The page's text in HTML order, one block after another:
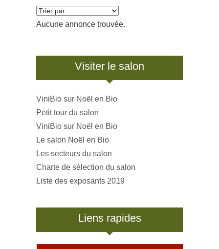
Aucune annonce trouvée.
Visiter le salon
ViniBio sur Noël en Bio
Petit tour du salon
ViniBio sur Noël en Bio
Le salon Noël en Bio
Les secteurs du salon
Charte de sélection du salon
Liste des exposants 2019
Liens rapides